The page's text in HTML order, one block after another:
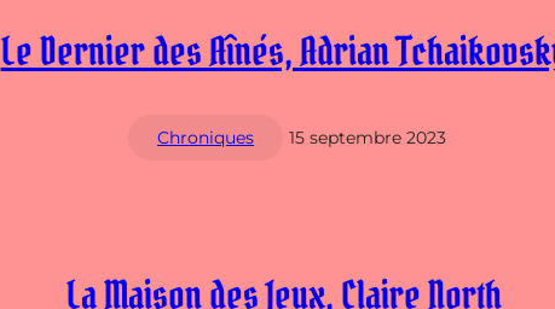
Le Dernier des Aînés, Adrian
Chroniques 15 septembre 2023
La Maison des Jeux, Claire North